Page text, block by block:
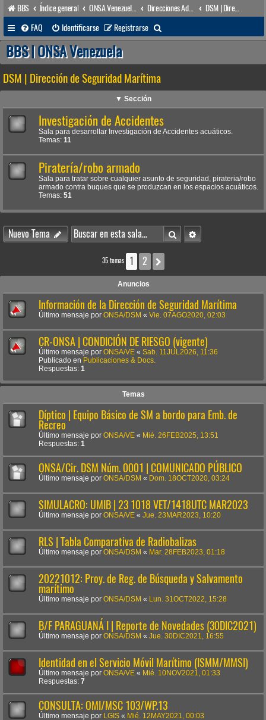
BBS Índice general Direcciones Administrativas
DSM | Dirección de Seguridad Marítima
FAQ
Identificarse Registrarse
u
a
r
BBS | ONSA Venezuela
DSM | Dirección de Seguridad Marítima
▼ Sección
Investigación de Accidentes
Sala para desarrollar Investigación de Accidentes acuáticos.
Temas: 11
Piratería/robo armado
Sala para tratar sobre cualquier asunto de seguridad, pirateria/robo
armado contra buques que se produzcan en los espacios acuáticos.
Temas: 51
Nuevo Tema BuscarBúsqueda avanzada
35 temas 1 2
Anuncios
Información de la Dirección de Seguridad Marítima
Último mensaje por ONSA/DSM « Vie. 07AGO2020, 02:03
CR-ONSA | CONDICIÓN DE RIESGO (vigente)
Último mensaje por ONSA/VE « Sab. 11JUL2026, 11:36
Publicado en Publicaciones & Docs.
Respuestas: 1
Temas
Díptico | Equipo Básico de SM a bordo para Emb. de
Recreo
Último mensaje por ONSA/VE « Mié. 26FEB2025, 13:51
Respuestas: 1
ONSA/Cir. DSM Núm. 0001 | COMUNICADO PÚBLICO
Último mensaje por ONSA/DSM « Dom. 18OCT2020, 03:24
SIMULACRO: UMIB | 23 1018 VET/1418UTC MAR2023
Último mensaje por ONSA/VE « Jue. 23MAR2023, 10:20
RLS | Tabla Comparativa de Radiobalizas
Último mensaje por ONSA/DSM « Mar. 28FEB2023, 01:18
20221012: Proy. de Reg. de Búsqueda y Salvamento
marítimo
Último mensaje por ONSA/DSM « Lun. 31OCT2022, 15:28
B/F PARAGUANÁ I | Reporte de Novedades (30DIC2021)
Último mensaje por ONSA/DSM « Jue. 30DIC2021, 16:55
Identidad en el Servicio Móvil Marítimo (ISMM/MMSI)
Último mensaje por ONSA/VE « Mié. 10NOV2021, 01:33
Respuestas: 7
CONSULTA: OMI/MSC 103/WP.13
Último mensaje por LGIS « Mié. 12MAY2021, 00:03